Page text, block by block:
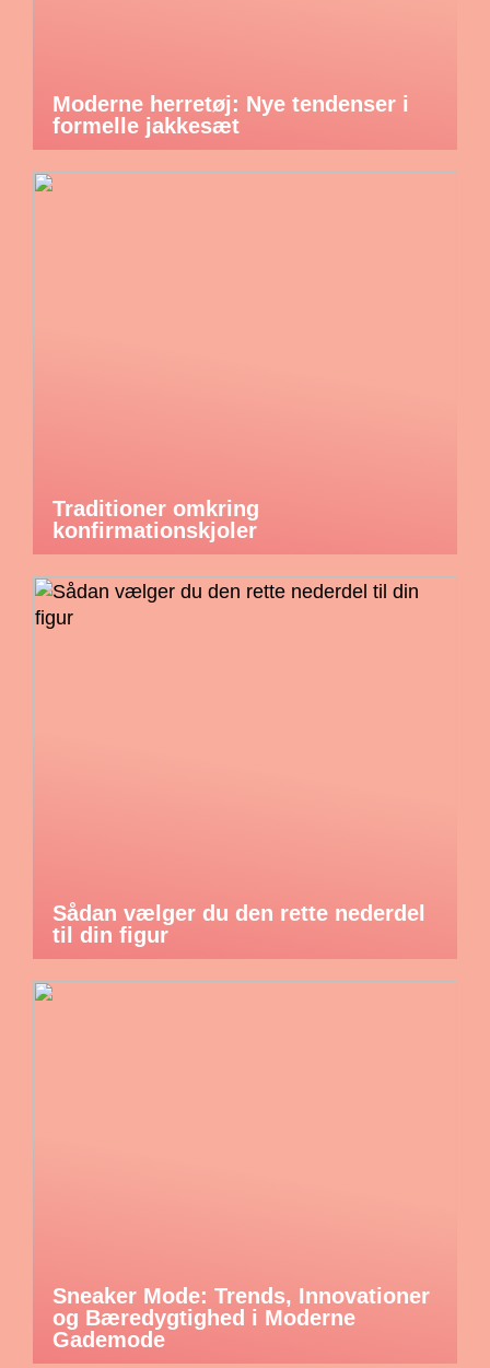
Moderne herretøj: Nye tendenser i
formelle jakkesæt
Traditioner omkring
konfirmationskjoler
Sådan vælger du den rette nederdel
til din figur
Sneaker Mode: Trends, Innovationer
og Bæredygtighed i Moderne
Gademode